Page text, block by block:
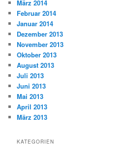
März 2014
Februar 2014
Januar 2014
Dezember 2013
November 2013
Oktober 2013
August 2013
Juli 2013
Juni 2013
Mai 2013
April 2013
März 2013
KATEGORIEN